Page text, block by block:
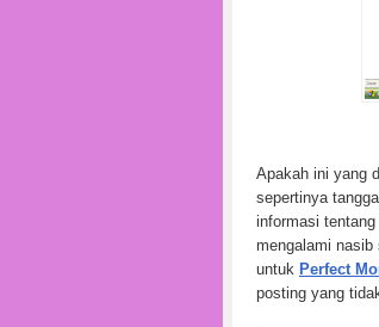
Apakah ini yang
sepertinya
informasi
mengalami
untuk Perfect
posting yang